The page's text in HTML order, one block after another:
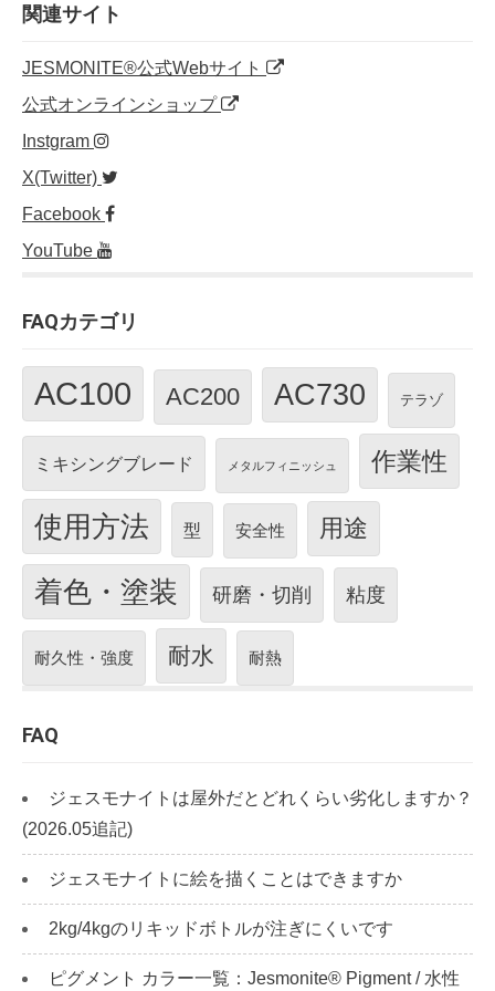
o
o
k
関連サイト
JESMONITE®公式Webサイト
公式オンラインショップ
Instgram
X(Twitter)
Facebook
YouTube
FAQカテゴリ
AC100 AC200 AC730 テラゾ
ミキシングブレード メタルフィニッシュ 作業性
使用方法 型 安全性 用途
着色・塗装 研磨・切削 粘度
耐久性・強度 耐水 耐熱
FAQ
ジェスモナイトは屋外だとどれくらい劣化しますか？
(2026.05追記)
ジェスモナイトに絵を描くことはできますか
2kg/4kgのリキッドボトルが注ぎにくいです
ピグメント カラー一覧：Jesmonite® Pigment / 水性